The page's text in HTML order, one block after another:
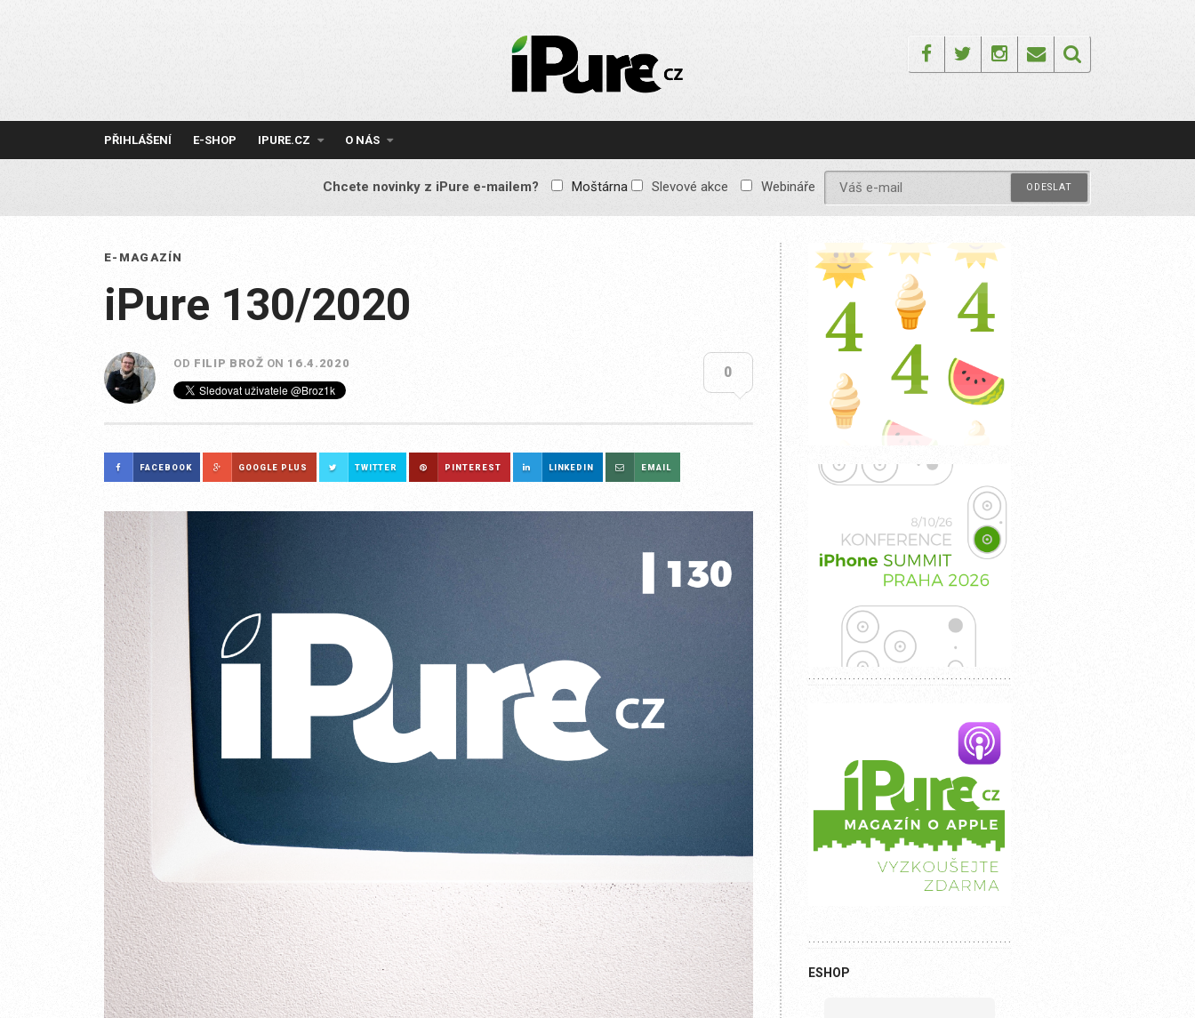
IPURE.CZ
Prémiový Apple e-
reklamy, žádné
obsah pro všechny
FacebookTwitterInstagram
Email
PŘIHLÁŠENÍ E-SHOP IPURE.CZ O NÁS
Chcete novinky z iPure e-mailem? Moštárna Slevové akce Webináře
E-MAGAZÍN
iPure 130/2020
OD FILIP BROŽ ON 16.4.2020
0
FACEBOOK GOOGLE PLUS TWITTER PINTEREST LINKEDIN EMAIL
ESHOP